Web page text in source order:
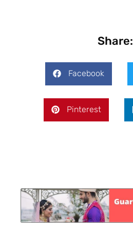
Share:
Facebook
Pinterest